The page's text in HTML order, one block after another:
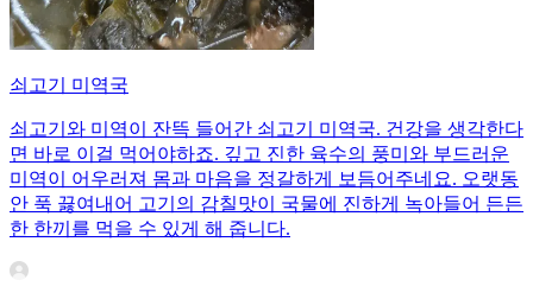
쇠고기 미역국
쇠고기와 미역이 잔뜩 들어간 쇠고기 미역국. 건강을 생각한다
면 바로 이걸 먹어야하죠. 깊고 진한 육수의 풍미와 부드러운
미역이 어우러져 몸과 마음을 정갈하게 보듬어주네요. 오랫동
안 푹 끓여내어 고기의 감칠맛이 국물에 진하게 녹아들어 든든
한 한끼를 먹을 수 있게 해 줍니다.